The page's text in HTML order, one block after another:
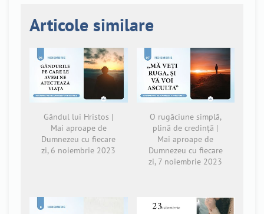
Articole similare
Gândul lui Hristos |
Mai aproape de
Dumnezeu cu fiecare
zi, 6 noiembrie 2023
O rugăciune simplă,
plină de credință |
Mai aproape de
Dumnezeu cu fiecare
zi, 7 noiembrie 2023